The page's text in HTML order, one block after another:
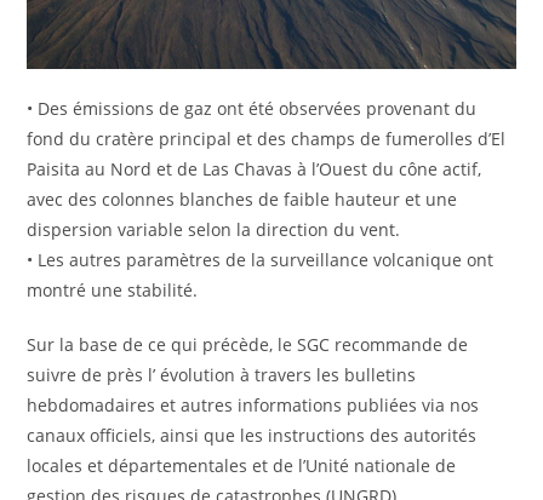
• Des émissions de gaz ont été observées provenant du
fond du cratère principal et des champs de fumerolles d’El
Paisita au Nord et de Las Chavas à l’Ouest du cône actif,
avec des colonnes blanches de faible hauteur et une
dispersion variable selon la direction du vent.
• Les autres paramètres de la surveillance volcanique ont
montré une stabilité.
Sur la base de ce qui précède, le SGC recommande de
suivre de près l’ évolution à travers les bulletins
hebdomadaires et autres informations publiées via nos
canaux officiels, ainsi que les instructions des autorités
locales et départementales et de l’Unité nationale de
gestion des risques de catastrophes (UNGRD).